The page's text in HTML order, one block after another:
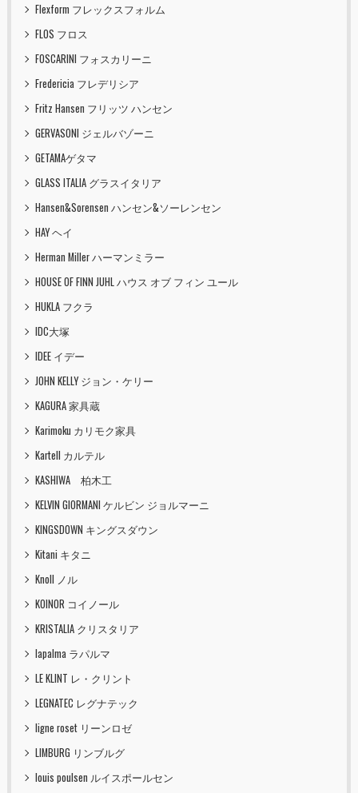
Flexform フレックスフォルム
FLOS フロス
FOSCARINI フォスカリーニ
Fredericia フレデリシア
Fritz Hansen フリッツ ハンセン
GERVASONI ジェルバゾーニ
GETAMAゲタマ
GLASS ITALIA グラスイタリア
Hansen&Sorensen ハンセン&ソーレンセン
HAY ヘイ
Herman Miller ハーマンミラー
HOUSE OF FINN JUHL ハウス オブ フィン ユール
HUKLA フクラ
IDC大塚
IDEE イデー
JOHN KELLY ジョン・ケリー
KAGURA 家具蔵
Karimoku カリモク家具
Kartell カルテル
KASHIWA 柏木工
KELVIN GIORMANI ケルビン ジョルマーニ
KINGSDOWN キングスダウン
Kitani キタニ
Knoll ノル
KOINOR コイノール
KRISTALIA クリスタリア
lapalma ラパルマ
LE KLINT レ・クリント
LEGNATEC レグナテック
ligne roset リーンロゼ
LIMBURG リンブルグ
louis poulsen ルイスポールセン